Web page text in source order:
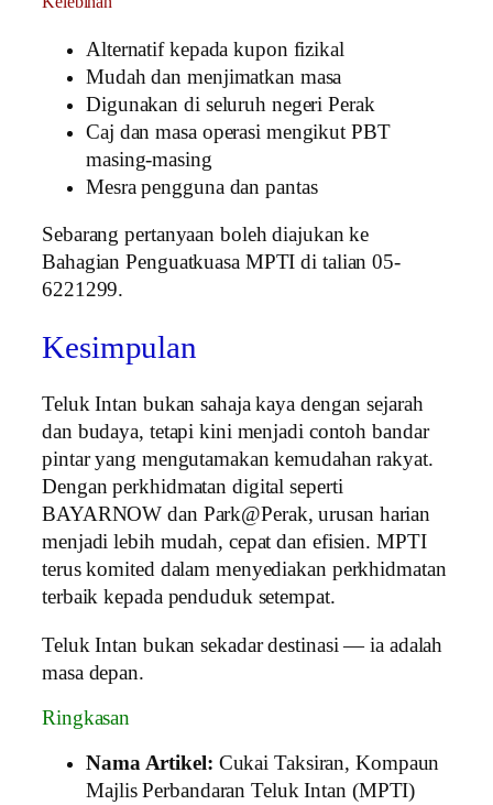
Alternatif kepada kupon fizikal
Mudah dan menjimatkan masa
Digunakan di seluruh negeri Perak
Caj dan masa operasi mengikut PBT
masing-masing
Mesra pengguna dan pantas
Sebarang pertanyaan boleh diajukan ke
Bahagian Penguatkuasa MPTI di talian 05-
6221299.
Kesimpulan
Teluk Intan bukan sahaja kaya dengan sejarah
dan budaya, tetapi kini menjadi contoh bandar
pintar yang mengutamakan kemudahan rakyat.
Dengan perkhidmatan digital seperti
BAYARNOW dan Park@Perak, urusan harian
menjadi lebih mudah, cepat dan efisien. MPTI
terus komited dalam menyediakan perkhidmatan
terbaik kepada penduduk setempat.
Teluk Intan bukan sekadar destinasi — ia adalah
masa depan.
Ringkasan
Nama Artikel: Cukai Taksiran, Kompaun
Majlis Perbandaran Teluk Intan (MPTI)